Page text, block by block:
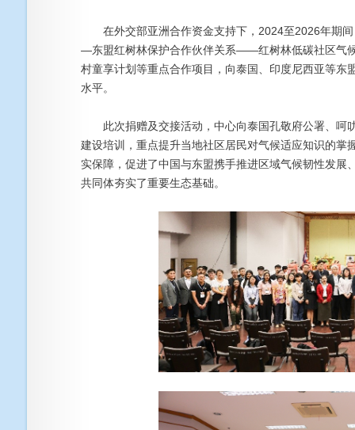
在外交部亚洲合作资金支持下，2024至2026年期间
—东盟红树林保护合作伙伴关系——红树林低碳社区气
村童享计划等重点合作项目，向泰国、印度尼西亚等
水平。
此次捐赠及交接活动，中心向泰国孔敬府公署、呵
建设培训，重点提升当地社区居民对气候适应知识的
实保障，促进了中国与东盟携手推进区域气候韧性发
共同体夯实了重要生态基础。